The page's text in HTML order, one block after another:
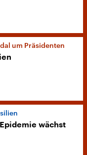
um Präsidenten
wächst